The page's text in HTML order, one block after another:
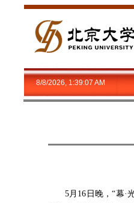
8/8/2026, 1:39:07 AM
5月16日晚，“幕·